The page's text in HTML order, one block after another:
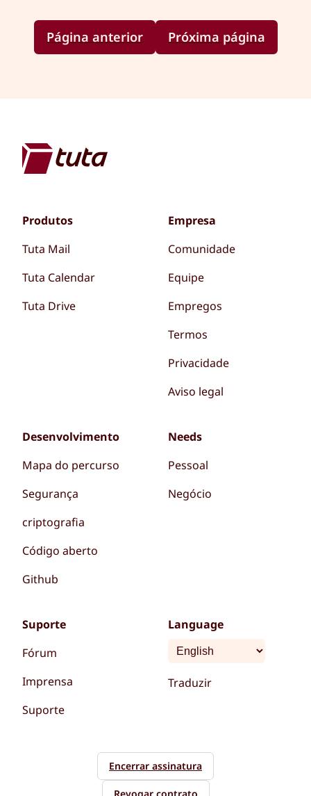
Página anterior Próxima página
Produtos
Tuta Mail
Tuta Calendar
Tuta Drive
Empresa
Comunidade
Equipe
Empregos
Termos
Privacidade
Aviso legal
Desenvolvimento
Mapa do percurso
Segurança
criptografia
Código aberto
Github
Needs
Pessoal
Negócio
Suporte
Fórum
Imprensa
Suporte
Language
Traduzir
Encerrar assinatura